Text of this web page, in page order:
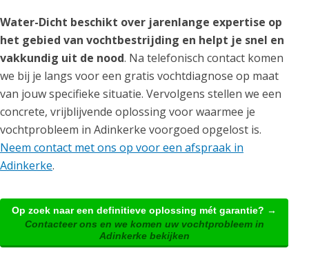
Water-Dicht beschikt over jarenlange expertise op
het gebied van vochtbestrijding en helpt je snel en
vakkundig uit de nood. Na telefonisch contact komen
we bij je langs voor een gratis vochtdiagnose op maat
van jouw specifieke situatie. Vervolgens stellen we een
concrete, vrijblijvende oplossing voor waarmee je
vochtprobleem in Adinkerke voorgoed opgelost is.
Neem contact met ons op voor een afspraak in
Adinkerke.
Op zoek naar een definitieve oplossing mét garantie? →
Contacteer ons en we komen uw vochtprobleem in
Adinkerke bekijken